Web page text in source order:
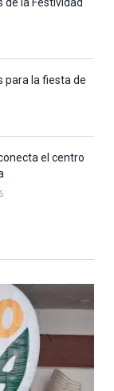
la Festividad
para la fiesta de
el centro